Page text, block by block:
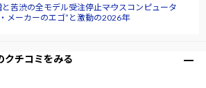
苦渋の全モデル受注停止――マウスコンピュータ
メーカーのエゴ”と激動の2026年
クチコミをみる